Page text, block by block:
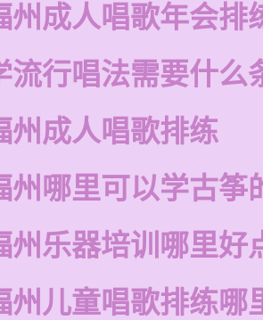
州成人唱歌年会排
流行唱法需要什么
州成人唱歌排练
州哪里可以学古筝
州乐器培训哪里好
州儿童唱歌排练哪